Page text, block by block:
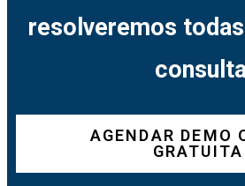
resolveremos
AGENDAR DEMO
GRATUITA